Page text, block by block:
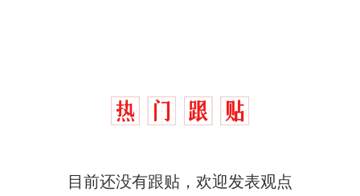
目前还没有跟贴，欢迎发表观点
因老师一句“跟我回家”改写了